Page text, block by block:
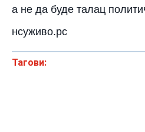
а не да буде талац
нсуживо.рс
Тагови: